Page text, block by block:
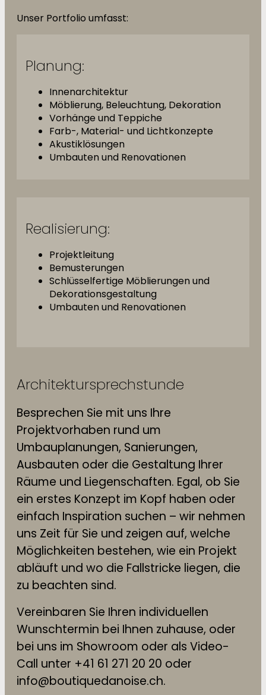
Unser Portfolio umfasst:
Planung:
Innenarchitektur
Möblierung, Beleuchtung, Dekoration
Vorhänge und Teppiche
Farb-, Material- und Lichtkonzepte
Akustiklösungen
Umbauten und Renovationen
Realisierung:
Projektleitung
Bemusterungen
Schlüsselfertige Möblierungen und
Dekorationsgestaltung
Umbauten und Renovationen
Architektursprechstunde
Besprechen Sie mit uns Ihre
Projektvorhaben rund um
Umbauplanungen, Sanierungen,
Ausbauten oder die Gestaltung Ihrer
Räume und Liegenschaften. Egal, ob Sie
ein erstes Konzept im Kopf haben oder
einfach Inspiration suchen – wir nehmen
uns Zeit für Sie und zeigen auf, welche
Möglichkeiten bestehen, wie ein Projekt
abläuft und wo die Fallstricke liegen, die
zu beachten sind.
Vereinbaren Sie Ihren individuellen
Wunschtermin bei Ihnen zuhause, oder
bei uns im Showroom oder als Video-
Call unter +41 61 271 20 20 oder
info@boutiquedanoise.ch.